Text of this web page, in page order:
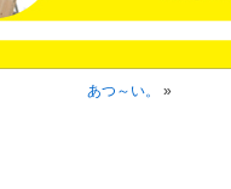
あつ～い。 »